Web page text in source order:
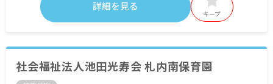
詳細を見る
キープ
社会福祉法人池田光寿会 札内南保育園